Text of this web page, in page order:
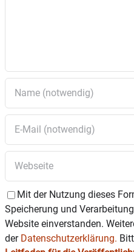
Mit der Nutzung dieses
Speicherung und
Website einverstanden.
der Datenschutzerklärung.